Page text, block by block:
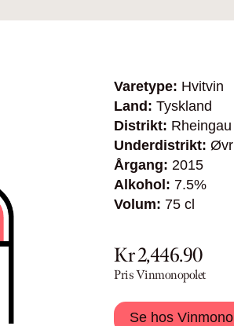
Varetype: Hvitvin
Land: Tyskland
Distrikt: Rheingau
Underdistrikt:
Årgang: 2015
Alkohol: 7.5%
Volum: 75 cl
Kr 2,446.90
Pris Vinmonopolet
Se hos